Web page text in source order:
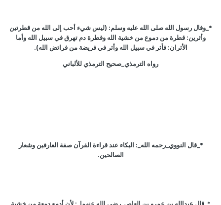
*_وقال رسول الله صلى الله عليه وسلم: (ليس شيء أحب إلى الله من قطرتين
وأثرين: قطرة من دموع من خشية الله وقطرة دم تهرق في سبيل الله وأما
الأثران: فأثر في سبيل الله وأثر في فريضة من فرائض الله).
رواه الترمذي_صحيح الترمذي للألباني
*_قال النووي_رحمه الله_: البكاء عند قراءة القرآن صفة العارفين وشعار
الصالحين.